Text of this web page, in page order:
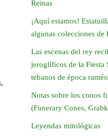
Reinas
¡Aquí estamos!
algunas colecciones de
Las escenas del rey
jeroglíficos de la Fiesta
tebanos de época
Notas sobre los conos
(Funerary Cones,
Leyendas mitológicas